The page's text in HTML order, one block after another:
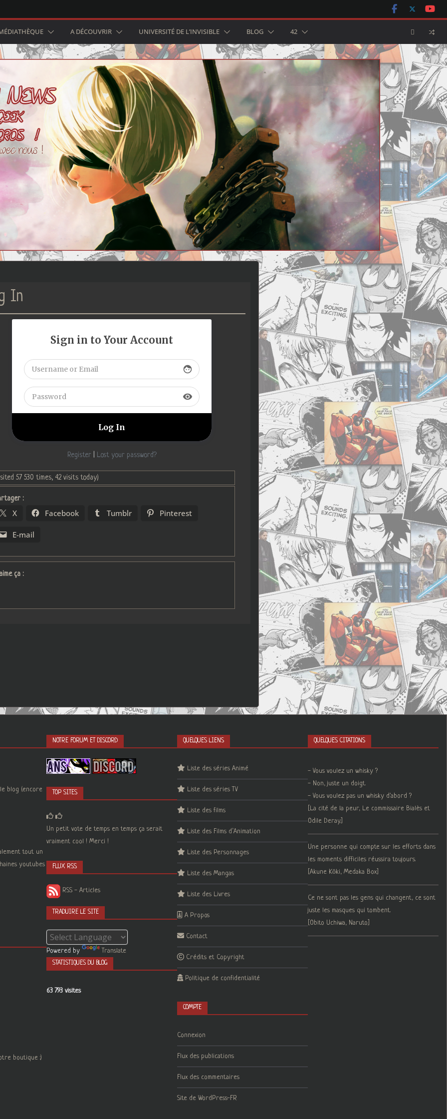
A DÉCOUVRIR UNIVERSITÉ DE L’INVISIBLE BLOG 42
In
Sign in to Your Account
face
visibility
Register Lost your password?
57 530 times, 42 visits today)
:
X Facebook Tumblr Pinterest
E-mail
ça :
blog (encore
tout un
youtubes
boutique :)
NOTRE FORUM ET DISCORD
TOP SITES
Un petit vote de temps en temps ça serait
vraiment cool ! Merci !
FLUX RSS
RSS - Articles
TRADUIRE LE SITE
Powered by Translate
STATISTIQUES DU BLOG
63 793 visites
QUELQUES LIENS
Liste des séries Animé
Liste des séries TV
Liste des films
Liste des Films d’Animation
Liste des Personnages
Liste des Mangas
Liste des Livres
A Propos
Contact
Crédits et Copyright
Politique de confidentialité
COMPTE
Connexion
Flux des publications
Flux des commentaires
Site de WordPress-FR
QUELQUES CITATIONS
- Vous voulez un whisky ?
- Non, juste un doigt.
- Vous voulez pas un whisky d'abord ?
[La cité de la peur, Le commissaire Bialès et
Odile Deray.]
Une personne qui compte sur les efforts dans
les moments difficiles réussira toujours.
[Akune Kōki, Medaka Box]
Ce ne sont pas les gens qui changent, ce sont
juste les masques qui tombent.
[Obito Uchiwa, Naruto]